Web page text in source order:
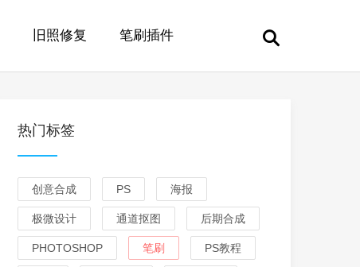
旧照修复 笔刷插件
热门标签
创意合成 PS 海报
极微设计 通道抠图 后期合成
PHOTOSHOP 笔刷 PS教程